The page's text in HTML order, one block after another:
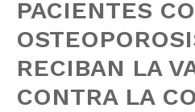
PACIENTES
RECIBAN LA
CONTRA LA